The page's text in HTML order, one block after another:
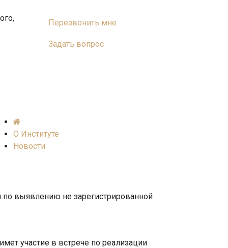
Перезвонить мне
Задать вопрос
О Институте
Новости
выявлению не зарегистрированной
участие в встрече по реализации